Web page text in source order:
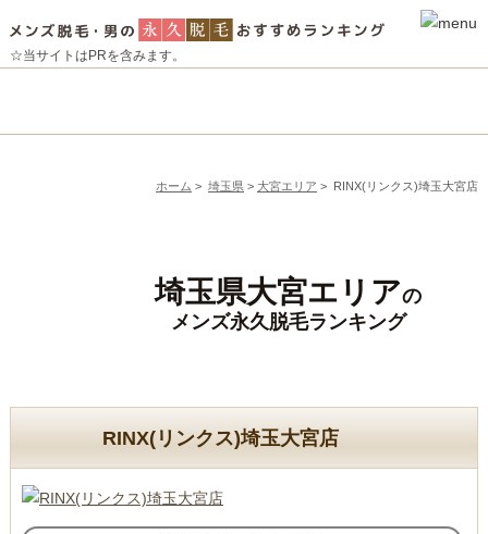
☆当サイトはPRを含みます。
ホーム > 埼玉県 >大宮エリア > RINX(リンクス)埼玉大宮店
埼玉県大宮エリアの
メンズ永久脱毛ランキング
RINX(リンクス)埼玉大宮店